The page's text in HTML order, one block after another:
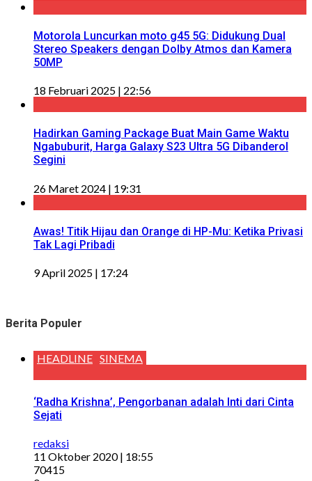
Motorola Luncurkan moto g45 5G: Didukung Dual
Stereo Speakers dengan Dolby Atmos dan Kamera
50MP
18 Februari 2025 | 22:56
Hadirkan Gaming Package Buat Main Game Waktu
Ngabuburit, Harga Galaxy S23 Ultra 5G Dibanderol
Segini
26 Maret 2024 | 19:31
Awas! Titik Hijau dan Orange di HP-Mu: Ketika Privasi
Tak Lagi Pribadi
9 April 2025 | 17:24
Berita Populer
HEADLINE SINEMA
‘Radha Krishna’, Pengorbanan adalah Inti dari Cinta
Sejati
redaksi
11 Oktober 2020 | 18:55
70415